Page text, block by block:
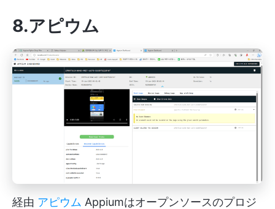
8.アピウム
経由 アピウム Appiumはオープンソースのプロジ